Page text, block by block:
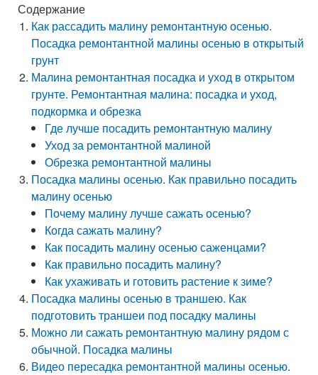
Содержание
Как рассадить малину ремонтантную осенью.
Посадка ремонтантной малины осенью в открытый
грунт
Малина ремонтантная посадка и уход в открытом
грунте. Ремонтантная малина: посадка и уход,
подкормка и обрезка
Где лучше посадить ремонтантную малину
Уход за ремонтантной малиной
Обрезка ремонтантной малины
Посадка малины осенью. Как правильно посадить
малину осенью
Почему малину лучше сажать осенью?
Когда сажать малину?
Как посадить малину осенью саженцами?
Как правильно посадить малину?
Как ухаживать и готовить растение к зиме?
Посадка малины осенью в траншею. Как
подготовить траншеи под посадку малины
Можно ли сажать ремонтантную малину рядом с
обычной. Посадка малины
Видео пересадка ремонтантной малины осенью.